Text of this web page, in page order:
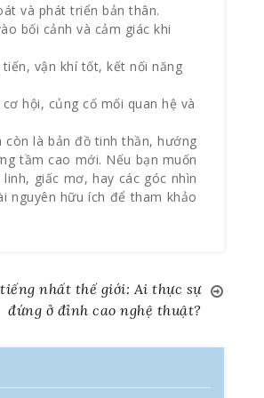
và phát triển bản thân.
bối cảnh và cảm giác khi
vận khí tốt, kết nối năng
hội, củng cố mối quan hệ và
là bản đồ tinh thần, hướng
tầm cao mới. Nếu bạn muốn
giấc mơ, hay các góc nhìn
nguyên hữu ích để tham khảo
nhất thế giới: Ai thực sự
đứng ở đỉnh cao nghệ thuật?